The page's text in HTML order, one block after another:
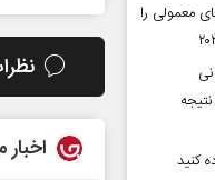
معمولی را